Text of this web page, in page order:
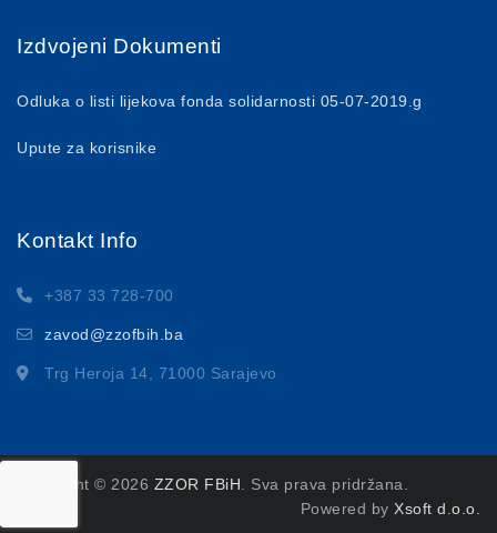
Izdvojeni Dokumenti
Odluka o listi lijekova fonda solidarnosti 05-07-2019.g
Upute za korisnike
Kontakt Info
+387 33 728-700
zavod@zzofbih.ba
Trg Heroja 14, 71000 Sarajevo
Copyright © 2026 ZZOR FBiH . Sva prava pridržana.
Powered by Xsoft d.o.o.